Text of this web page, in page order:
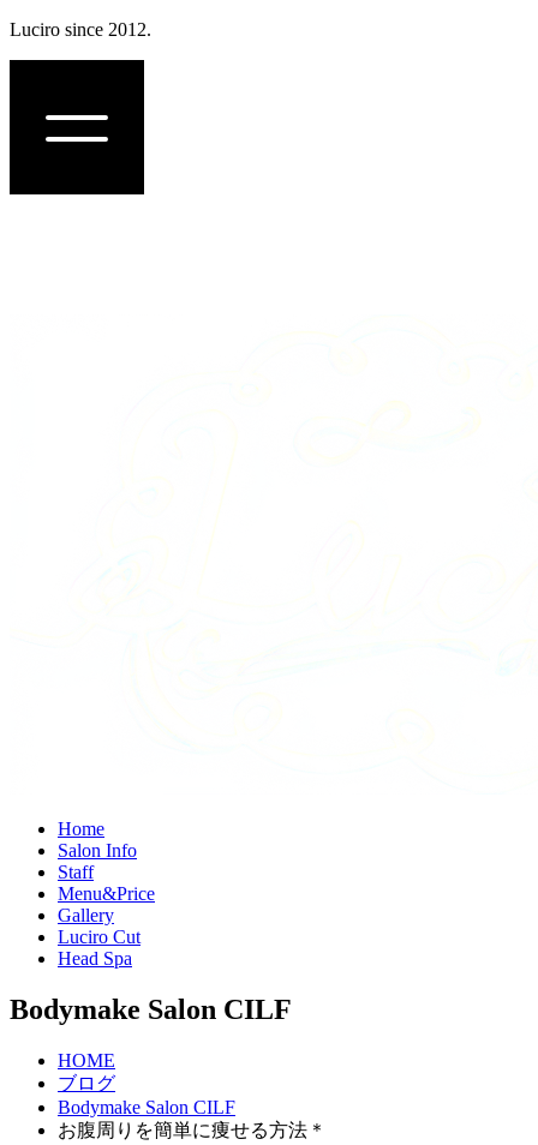
Luciro since 2012.
Home
Salon Info
Staff
Menu&Price
Gallery
Luciro Cut
Head Spa
Bodymake Salon CILF
HOME
ブログ
Bodymake Salon CILF
お腹周りを簡単に痩せる方法＊